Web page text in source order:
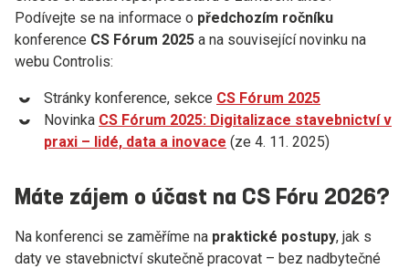
Podívejte se na informace o předchozím ročníku
konference CS Fórum 2025 a na související novinku na
webu Controlis:
Stránky konference, sekce CS Fórum 2025
Novinka CS Fórum 2025: Digitalizace stavebnictví v
praxi – lidé, data a inovace (ze 4. 11. 2025)
Máte zájem o účast na CS Fóru 2026?
Na konferenci se zaměříme na praktické postupy, jak s
daty ve stavebnictví skutečně pracovat – bez nadbytečné